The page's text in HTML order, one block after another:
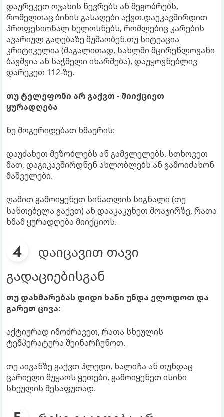
დაურეკეთ ოჯახის წევრებს ან მეგობრებს,
რომელთაც ბინის გასაღები აქვთ.დაუკავშირდით
პროფესიონალ ხელოსნებს, რომლებიც კარების
ავარიულ გაღებაზე მუშაობენ.თუ სიტუაცია
კრიტიკულია (მაგალითად, სახლში მცირეწლოვანი
ბავშვია ან საჭმელი იხარშება), დაუყოვნებლივ
დარეკეთ 112-ზე.
თუ ტელეფონი არ გაქვთ - მიიქციეთ
ყურადღება
ნუ მოგერიდებათ ხმაურის:
დაუძახეთ მეზობლებს ან გამვლელებს. სთხოვეთ
მათ, დაგიკავშირდნენ ახლობლებს ან გამოიძახონ
მაშველები.
ღამით გამოიყენეთ სინათლის სიგნალი (თუ
სანთებელა გაქვთ) ან დააკაკუნეთ მოაჯირზე, რათა
ხმამ ყურადღება მიიქციოს.
დაიცავით თავი
გადაციებისგან
თუ დახმარებას დიდი ხანი უნდა ელოდოთ და
გარეთ ცივა:
აქტიურად იმოძრავეთ, რათა სხეულის
ტემპერატურა შეინარჩუნოთ.
თუ აივანზე გაქვთ პლედი, ხალიჩა ან თუნდაც
ცარიელი მუყაოს ყუთები, გამოიყენეთ ისინი
სხეულის შესაფუთად.